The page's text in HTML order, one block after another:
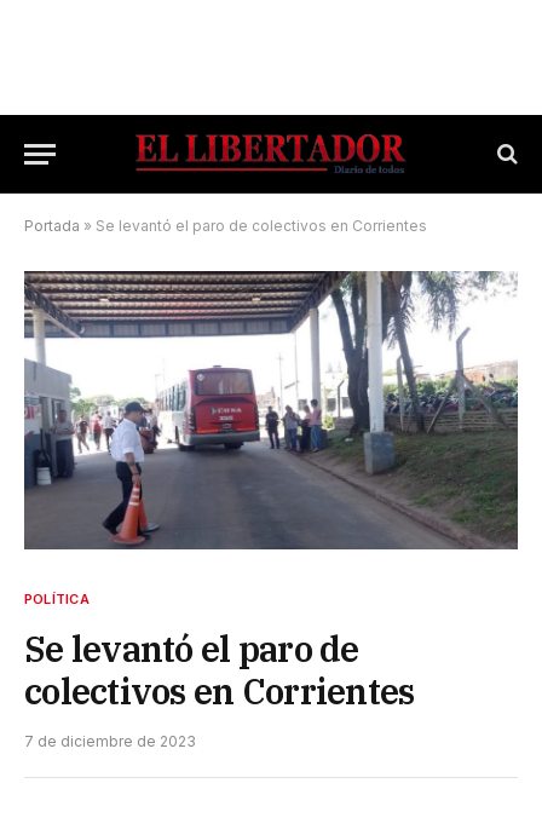
Portada » Se levantó el paro de colectivos en Corrientes
POLÍTICA
Se levantó el paro de
colectivos en Corrientes
7 de diciembre de 2023